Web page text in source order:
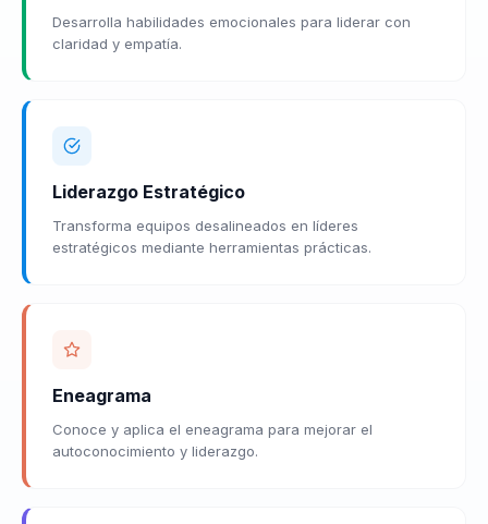
Desarrolla habilidades emocionales para liderar con
claridad y empatía.
Liderazgo Estratégico
Transforma equipos desalineados en líderes
estratégicos mediante herramientas prácticas.
Eneagrama
Conoce y aplica el eneagrama para mejorar el
autoconocimiento y liderazgo.